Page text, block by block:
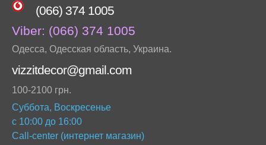
(066) 374 1005
Viber: (066) 374 1005
Одесса, Одесская область, Украина.
vizzitdecor@gmail.com
100-2100 грн.
Суббота, Воскресенье
с 10:00 до 16:00
Call-center (интернет магазин)